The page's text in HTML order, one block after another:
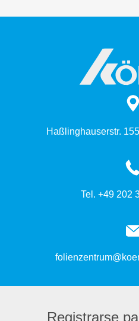
Haßlinghauserstr.
Tel. +49 202
Registrarse